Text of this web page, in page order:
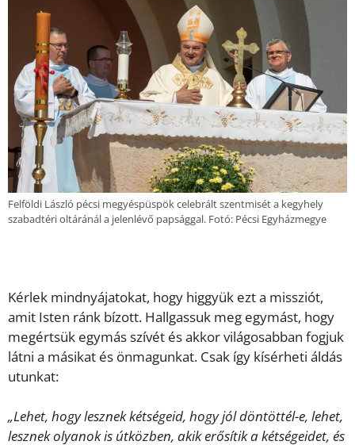
Felföldi László pécsi megyéspüspök celebrált szentmisét a kegyhely
szabadtéri oltáránál a jelenlévő papsággal. Fotó: Pécsi Egyházmegye
Kérlek mindnyájatokat, hogy higgyük ezt a missziót,
amit Isten ránk bízott. Hallgassuk meg egymást, hogy
megértsük egymás szívét és akkor világosabban fogjuk
látni a másikat és önmagunkat. Csak így kísérheti áldás
utunkat:
„Lehet, hogy lesznek kétségeid, hogy jól döntöttél-e, lehet,
lesznek olyanok is útközben, akik erősítik a kétségeidet, és